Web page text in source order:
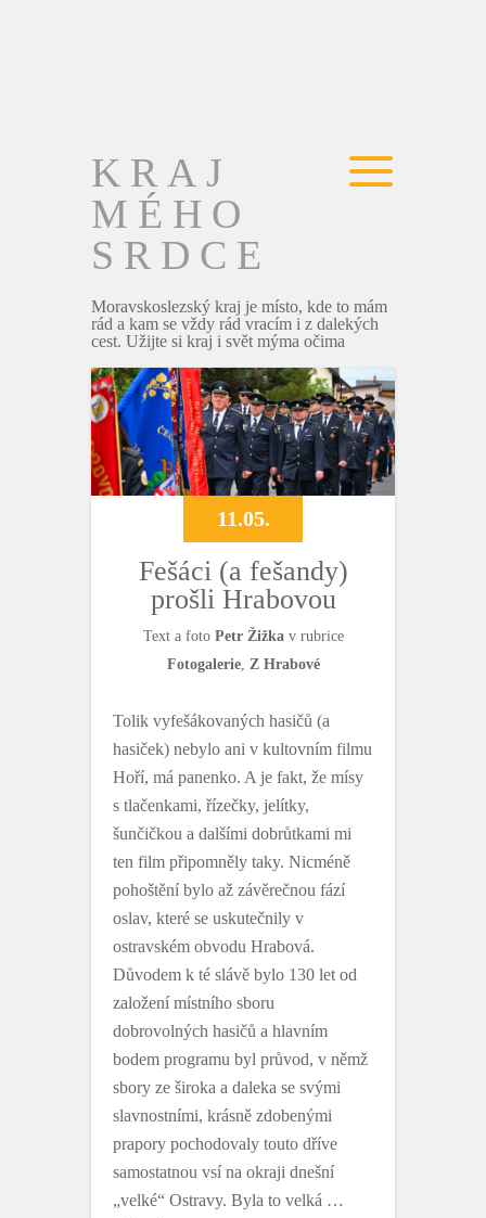
KRAJ
MÉHO
SRDCE
Moravskoslezský kraj je místo, kde to mám
rád a kam se vždy rád vracím i z dalekých
cest. Užijte si kraj i svět mýma očima
11.05.
Fešáci (a fešandy)
prošli Hrabovou
Text a foto Petr Žižkav rubrice
Fotogalerie, Z Hrabové
Tolik vyfešákovaných hasičů (a
hasiček) nebylo ani v kultovním filmu
Hoří, má panenko. A je fakt, že mísy
s tlačenkami, řízečky, jelítky,
šunčičkou a dalšími dobrůtkami mi
ten film připomněly taky. Nicméně
pohoštění bylo až závěrečnou fází
oslav, které se uskutečnily v
ostravském obvodu Hrabová.
Důvodem k té slávě bylo 130 let od
založení místního sboru
dobrovolných hasičů a hlavním
bodem programu byl průvod, v němž
sbory ze široka a daleka se svými
slavnostními, krásně zdobenými
prapory pochodovaly touto dříve
samostatnou vsí na okraji dnešní
„velké“ Ostravy. Byla to velká …